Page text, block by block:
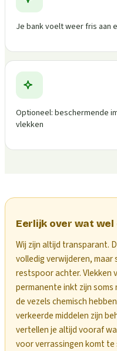
Je bank voelt weer fris aan
Optioneel: beschermende
vlekken
Eerlijk over wat wel
Wij zijn altijd transparant.
volledig verwijderen, maar
restspoor achter. Vlekken
permanente inkt zijn
de vezels chemisch
verkeerde middelen zijn
vertellen je altijd vooraf
voor verrassingen komt te